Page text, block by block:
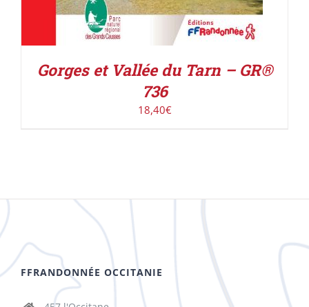
Gorges et Vallée du Tarn – GR®
736
18,40€
FFRANDONNÉE OCCITANIE